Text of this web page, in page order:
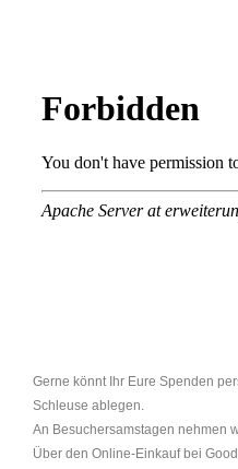
Gerne könnt Ihr Eure Spenden
Schleuse ablegen.
An Besuchersamstagen nehmen
Über den Online-Einkauf bei